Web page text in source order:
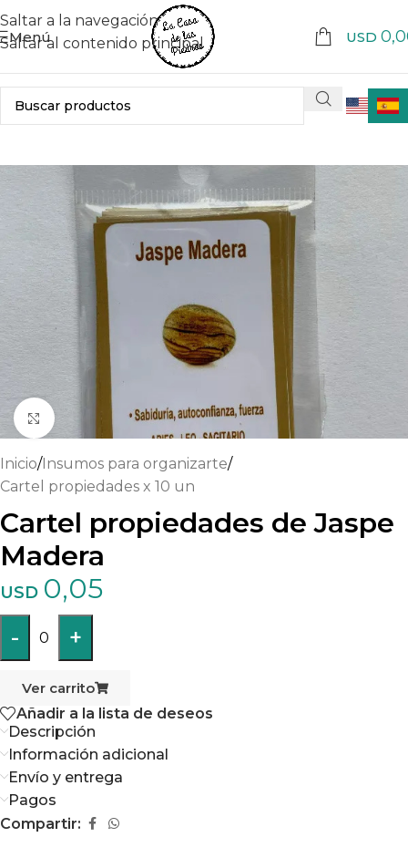
Saltar a la navegación
Saltar al contenido principal
Menú USD
Haga clic para ampliar
Inicio/Insumos para organizarte/
Cartel propiedades x 10 un
Cartel propiedades de Jaspe
Madera
USD 0,05
- 0 +
Ver carrito
Añadir a la lista de deseos
Descripción
Información adicional
Envío y entrega
Pagos
Compartir: